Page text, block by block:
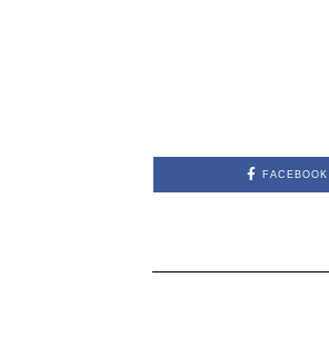
FACEBOOK